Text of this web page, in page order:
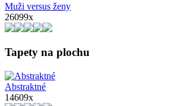
Muži versus ženy
26099x
Tapety na plochu
Abstraktné
14609x